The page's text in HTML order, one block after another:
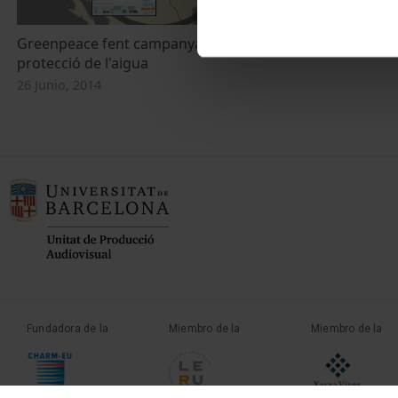
Greenpeace fent campanya per la
protecció de l'aigua
26 Junio, 2014
Fundadora de la Miembro de la Miembro de la